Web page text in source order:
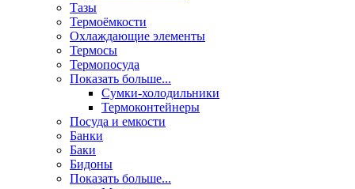
Тазы
Термоёмкости
Охлаждающие элементы
Термосы
Термопосуда
Показать больше...
Сумки-холодильники
Термоконтейнеры
Посуда и емкости
Банки
Баки
Бидоны
Показать больше...